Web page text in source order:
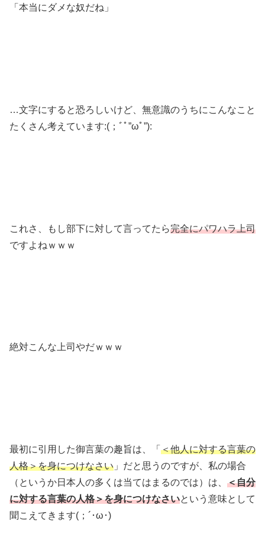
「本当にダメな奴だね」
…文字にすると恐ろしいけど、無意識のうちにこんなこと
たくさん考えています:(；ﾞﾟ”ωﾟ”):
これさ、もし部下に対して言ってたら完全にパワハラ上司
ですよねｗｗｗ
絶対こんな上司やだｗｗｗ
最初に引用した御言葉の趣旨は、「 ＜他人に対する言葉の
人格＞を身につけなさい 」だと思うのですが、私の場合
（というか日本人の多くは当てはまるのでは）は、 ＜自分
に対する言葉の人格＞を身につけなさいという意味として
聞こえてきます(；´･ω･)